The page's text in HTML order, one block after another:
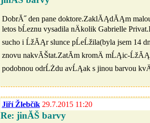
DobrĂ˝ den pane doktore.ZaklĂĄdĂĄm
letos bĹeznu vysadila nÄkolik Gabrielle
sucho i ĹžĂĄr slunce pĹeĹžila(byla jsem 14
znovu nakvĂŠtat.ZatĂ­m kromÄ mĹĄic-
podobnou odrĹŻdu avĹĄak s jinou barvou
Jiří Žlebčík 29.7.2015 11:20
Re: jinĂŠ barvy